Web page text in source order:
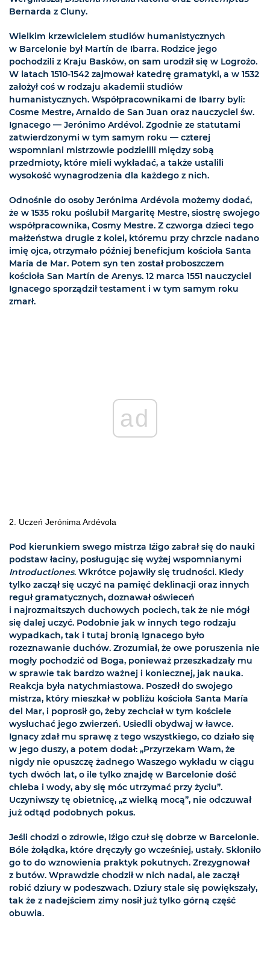
Bernarda z Cluny.
Wielkim krzewicielem studiów humanistycznych
w Barcelonie był Martín de Ibarra. Rodzice jego
pochodzili z Kraju Basków, on sam urodził się w Logroźo.
W latach 1510-1542 zajmował katedrę gramatyki, a w 1532
założył coś w rodzaju akademii studiów
humanistycznych. Współpracownikami de Ibarry byli:
Cosme Mestre, Arnaldo de San Juan oraz nauczyciel św.
Ignacego — Jerónimo Ardévol. Zgodnie ze statutami
zatwierdzonymi w tym samym roku — czterej
wspomniani mistrzowie podzielili między sobą
przedmioty, które mieli wykładać, a także ustalili
wysokość wynagrodzenia dla każdego z nich.
Odnośnie do osoby Jerónima Ardévola możemy dodać,
że w 1535 roku poślubił Margaritę Mestre, siostrę swojego
współpracownika, Cosmy Mestre. Z czworga dzieci tego
małżeństwa drugie z kolei, któremu przy chrzcie nadano
imię ojca, otrzymało później beneficjum kościoła Santa
María de Mar. Potem syn ten został proboszczem
kościoła San Martín de Arenys. 12 marca 1551 nauczyciel
Ignacego sporządził testament i w tym samym roku
zmarł.
ad
2. Uczeń Jerónima Ardévola
Pod kierunkiem swego mistrza Iźigo zabrał się do nauki
podstaw łaciny, posługując się wyżej wspomnianymi
Introductiones. Wkrótce pojawiły się trudności. Kiedy
tylko zaczął się uczyć na pamięć deklinacji oraz innych
reguł gramatycznych, doznawał oświeceń
i najrozmaitszych duchowych pociech, tak że nie mógł
się dalej uczyć. Podobnie jak w innych tego rodzaju
wypadkach, tak i tutaj bronią Ignacego było
rozeznawanie duchów. Zrozumiał, że owe poruszenia nie
mogły pochodzić od Boga, ponieważ przeszkadzały mu
w sprawie tak bardzo ważnej i koniecznej, jak nauka.
Reakcja była natychmiastowa. Poszedł do swojego
mistrza, który mieszkał w pobliżu kościoła Santa María
del Mar, i poprosił go, żeby zechciał w tym kościele
wysłuchać jego zwierzeń. Usiedli obydwaj w ławce.
Ignacy zdał mu sprawę z tego wszystkiego, co działo się
w jego duszy, a potem dodał: „Przyrzekam Wam, że
nigdy nie opuszczę żadnego Waszego wykładu w ciągu
tych dwóch lat, o ile tylko znajdę w Barcelonie dość
chleba i wody, aby się móc utrzymać przy życiu”.
Uczyniwszy tę obietnicę, „z wielką mocą”, nie odczuwał
już odtąd podobnych pokus.
Jeśli chodzi o zdrowie, Iźigo czuł się dobrze w Barcelonie.
Bóle żołądka, które dręczyły go wcześniej, ustały. Skłoniło
go to do wznowienia praktyk pokutnych. Zrezygnował
z butów. Wprawdzie chodził w nich nadal, ale zaczął
robić dziury w podeszwach. Dziury stale się powiększały,
tak że z nadejściem zimy nosił już tylko górną część
obuwia.